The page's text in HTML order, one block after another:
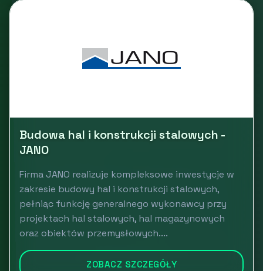
Budowa hal i konstrukcji stalowych -
JANO
Firma JANO realizuje kompleksowe inwestycje w
zakresie budowy hal i konstrukcji stalowych,
pełniąc funkcję generalnego wykonawcy przy
projektach hal stalowych, hal magazynowych
oraz obiektów przemysłowych....
ZOBACZ SZCZEGÓŁY